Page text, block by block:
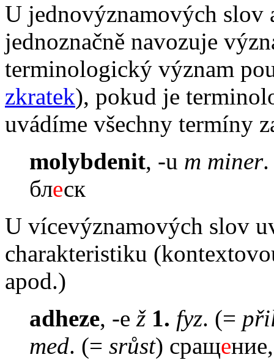
U jednovýznamových slov
jednoznačně navozuje
terminologický význam
zkratek), pokud je
uvádíme všechny termíny
molybdenit, -u m miner.
блеск
U vícevýznamových slov
charakteristiku
apod.)
adheze, -e ž 1. fyz. (=
med. (= srůst) сраще